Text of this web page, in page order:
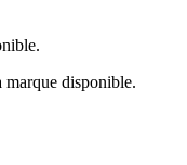
disponible.